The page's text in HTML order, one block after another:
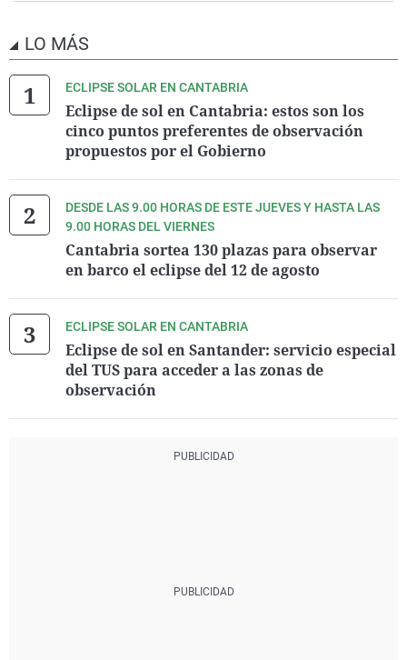
LO MÁS
ECLIPSE SOLAR EN CANTABRIA
Eclipse de sol en Cantabria: estos son los
cinco puntos preferentes de observación
propuestos por el Gobierno
DESDE LAS 9.00 HORAS DE ESTE JUEVES Y HASTA LAS
9.00 HORAS DEL VIERNES
Cantabria sortea 130 plazas para observar
en barco el eclipse del 12 de agosto
ECLIPSE SOLAR EN CANTABRIA
Eclipse de sol en Santander: servicio especial
del TUS para acceder a las zonas de
observación